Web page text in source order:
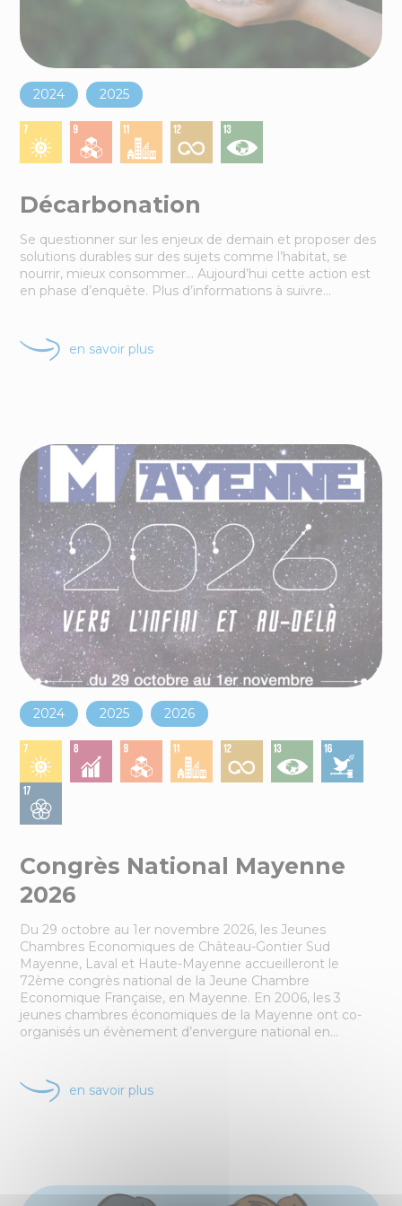
actions
en ce moment
dans le sud-Mayenne
2024 2025
Décarbonation
Se questionner sur les enjeux de demain et proposer des
solutions durables sur des sujets comme l’habitat, se
nourrir, mieux consommer… Aujourd’hui cette action est
en phase d’enquête. Plus d’informations à suivre…
en savoir plus
2024 2025 2026
Congrès National Mayenne
2026
Du 29 octobre au 1er novembre 2026, les Jeunes
Chambres Economiques de Château-Gontier Sud
Mayenne, Laval et Haute-Mayenne accueilleront le
72ème congrès national de la Jeune Chambre
Economique Française, en Mayenne. En 2006, les 3
jeunes chambres économiques de la Mayenne ont co-
organisés un évènement d’envergure national en…
en savoir plus